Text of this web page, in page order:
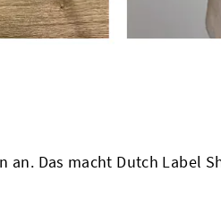
Das macht Dutch Label